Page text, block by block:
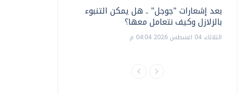
بعد إشعارات "جوجل" .. هل يمكن التنبوء
بالزلازل وكيف نتعامل معها؟
الثلاثاء، 04 اغسطس 2026 04:04 م